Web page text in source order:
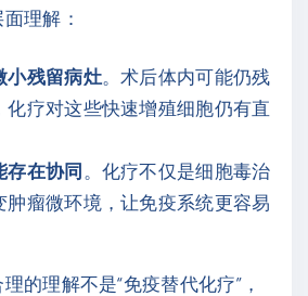
理解：
小残留病灶。术后体内可能仍残
化疗对这些快速增殖细胞仍有直
存在协同。化疗不仅是细胞毒治
肿瘤微环境，让免疫系统更容易
的理解不是“免疫替代化疗”，